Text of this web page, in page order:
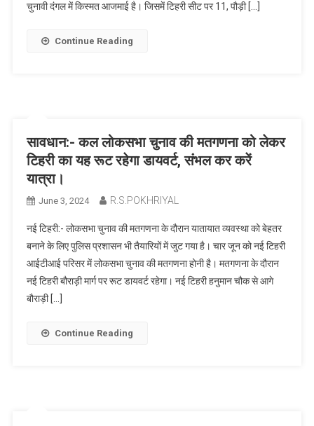
चुनावी दंगल में किस्मत आजमाई है। जिसमें टिहरी सीट पर 11, पौड़ी […]
Continue Reading
सावधान:- कल लोकसभा चुनाव की मतगणना को लेकर
टिहरी का यह रूट रहेगा डायवर्ट, संभल कर करें
यात्रा।
June 3, 2024 R.S.POKHRIYAL
नई टिहरी:- लोकसभा चुनाव की मतगणना के दौरान यातायात व्यवस्था को बेहतर
बनाने के लिए पुलिस प्रशासन भी तैयारियों में जुट गया है। चार जून को नई टिहरी
आईटीआई परिसर में लोकसभा चुनाव की मतगणना होनी है। मतगणना के दौरान
नई टिहरी बौराड़ी मार्ग पर रूट डायवर्ट रहेगा। नई टिहरी हनुमान चौक से आगे
बौराड़ी […]
Continue Reading